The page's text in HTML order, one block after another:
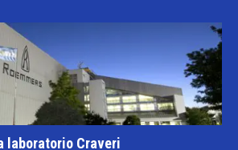
laboratorio Craveri